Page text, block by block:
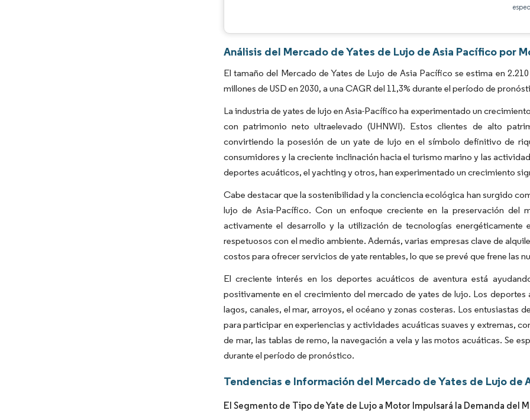
Análisis del Mercado de Yates de Lujo de Asia Pacífico por
El tamaño del Mercado de Yates de Lujo de Asia Pacífico se estima en
millones de USD en 2030, a una CAGR del 11,3% durante el período de
La industria de yates de lujo en Asia-Pacífico ha experimentado un
con patrimonio neto ultraelevado (UHNWI). Estos clientes de alto
convirtiendo la posesión de un yate de lujo en el símbolo definitivo de
consumidores y la creciente inclinación hacia el turismo marino y las
deportes acuáticos, el yachting y otros, han experimentado un crecimiento
Cabe destacar que la sostenibilidad y la conciencia ecológica han surgido
lujo de Asia-Pacífico. Con un enfoque creciente en la preservación del
activamente el desarrollo y la utilización de tecnologías
respetuosos con el medio ambiente. Además, varias empresas clave de
costos para ofrecer servicios de yate rentables, lo que se prevé que frene las
El creciente interés en los deportes acuáticos de aventura está
positivamente en el crecimiento del mercado de yates de lujo. Los
lagos, canales, el mar, arroyos, el océano y zonas costeras. Los entusiastas
para participar en experiencias y actividades acuáticas suaves y extremas,
de mar, las tablas de remo, la navegación a vela y las motos acuáticas. Se
durante el período de pronóstico.
Tendencias e Información del Mercado de Yates de Lujo de
El Segmento de Tipo de Yate de Lujo a Motor Impulsará la Demanda del